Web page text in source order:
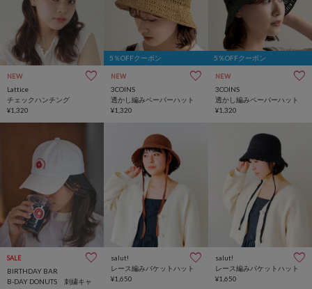
NEW
Lattice
チェックハンチング
¥1,320
5％OFFクーポン
NEW
3COINS
透かし編みペーパーハット
¥1,320
5％OFFクーポン
NEW
3COINS
透かし編みペーパーハット
¥1,320
SALE
BIRTHDAY BAR
B-DAY DONUTS 刺繍キャ
salut!
レース編みバケットハット
¥1,650
salut!
レース編みバケットハット
¥1,650